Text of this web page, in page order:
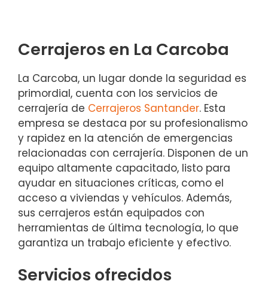
Cerrajeros en La Carcoba
La Carcoba, un lugar donde la seguridad es
primordial, cuenta con los servicios de
cerrajería de Cerrajeros Santander. Esta
empresa se destaca por su profesionalismo
y rapidez en la atención de emergencias
relacionadas con cerrajería. Disponen de un
equipo altamente capacitado, listo para
ayudar en situaciones críticas, como el
acceso a viviendas y vehículos. Además,
sus cerrajeros están equipados con
herramientas de última tecnología, lo que
garantiza un trabajo eficiente y efectivo.
Servicios ofrecidos